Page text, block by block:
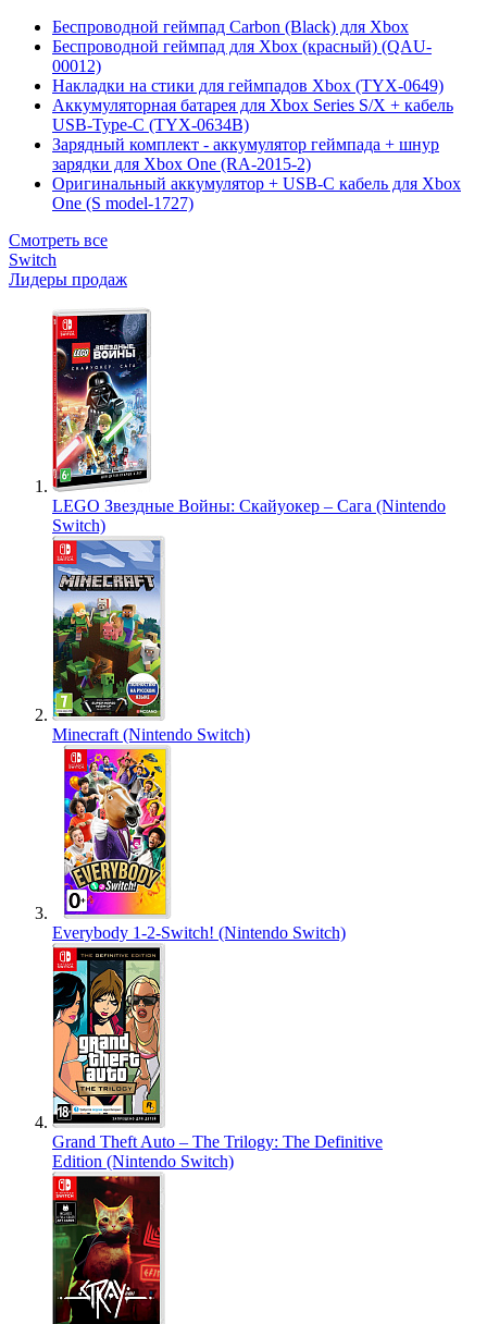
Беспроводной геймпад Carbon (Black) для Xbox
Беспроводной геймпад для Xbox (красный) (QAU-
00012)
Накладки на стики для геймпадов Xbox (TYX-0649)
Аккумуляторная батарея для Xbox Series S/X + кабель
USB-Type-C (TYX-0634B)
Зарядный комплект - аккумулятор геймпада + шнур
зарядки для Xbox One (RA-2015-2)
Оригинальный аккумулятор + USB-C кабель для Xbox
One (S model-1727)
Смотреть все
Switch
Лидеры продаж
LEGO Звездные Войны: Скайуокер – Сага (Nintendo
Switch)
Minecraft (Nintendo Switch)
Everybody 1-2-Switch! (Nintendo Switch)
Grand Theft Auto – The Trilogy: The Definitive
Edition (Nintendo Switch)